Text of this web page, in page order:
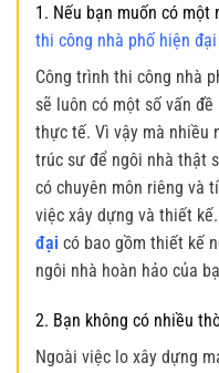
1. Nếu bạn muốn có
thi công nhà phố hiện đại
Công trình thi công nhà
sẽ luôn có một số vấn
thực tế. Vì vậy mà nhiều
trúc sư để ngôi nhà thật
có chuyên môn riêng và
việc xây dựng và thiết
đại có bao gồm thiết kế
ngôi nhà hoàn hảo của
2. Bạn không có nhiều
Ngoài việc lo xây dựng